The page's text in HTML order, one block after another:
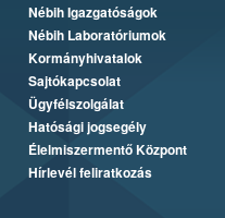
Nébih Igazgatóságok
Nébih Laboratóriumok
Kormányhivatalok
Sajtókapcsolat
Ügyfélszolgálat
Hatósági jogsegély
Élelmiszermentő Központ
Hírlevél feliratkozás